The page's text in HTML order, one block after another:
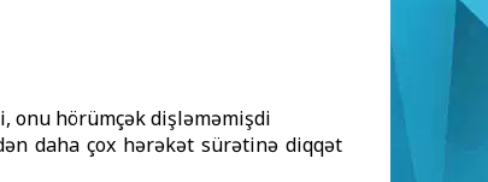
onu hörümçək dişləməmişdi
daha çox hərəkət sürətinə diqqət